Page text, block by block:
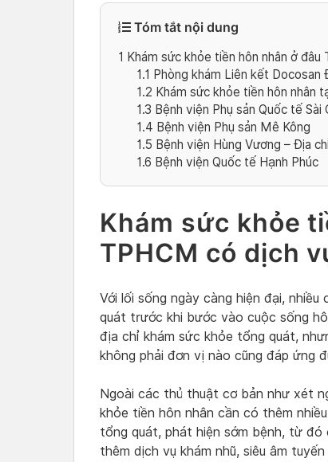
Tóm tắt nội dung
1 Khám sức khỏe tiền hôn nhân ở
1.1 Phòng khám Liên kết Docosan
1.2 Khám sức khỏe tiền hôn nhân
1.3 Bệnh viện Phụ sản Quốc tế Sài
1.4 Bệnh viện Phụ sản Mê Kông
1.5 Bệnh viện Hùng Vương – Địa
1.6 Bệnh viện Quốc tế Hạnh Phúc
Khám sức khỏe
TPHCM có dịch
Với lối sống ngày càng hiện đại,
quát trước khi bước vào cuộc sống
địa chỉ khám sức khỏe tổng quát,
không phải đơn vị nào cũng đáp ứng
Ngoài các thủ thuật cơ bản như xét
khỏe tiền hôn nhân cần có thêm
tổng quát, phát hiện sớm bệnh, từ
thêm dịch vụ khám nhũ, siêu âm